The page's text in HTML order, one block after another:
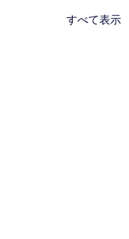
すべて表示